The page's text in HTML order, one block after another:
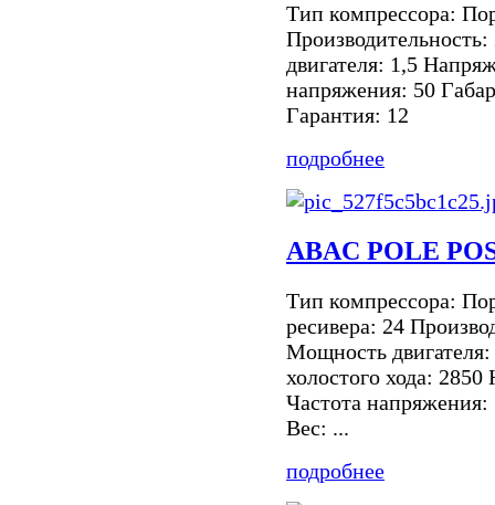
Тип компрессора:
двигателя: 1,5
напряжения: 50
Гарантия: 12
подробнее
ABAC POLE
Тип компрессора:
ресивера: 24
Мощность двигателя:
холостого хода:
Частота
Вес: ...
подробнее